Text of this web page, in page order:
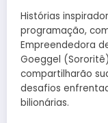
Histórias
programação,
Empreendedora
Goeggel
compartilharão
desafios
bilionárias.